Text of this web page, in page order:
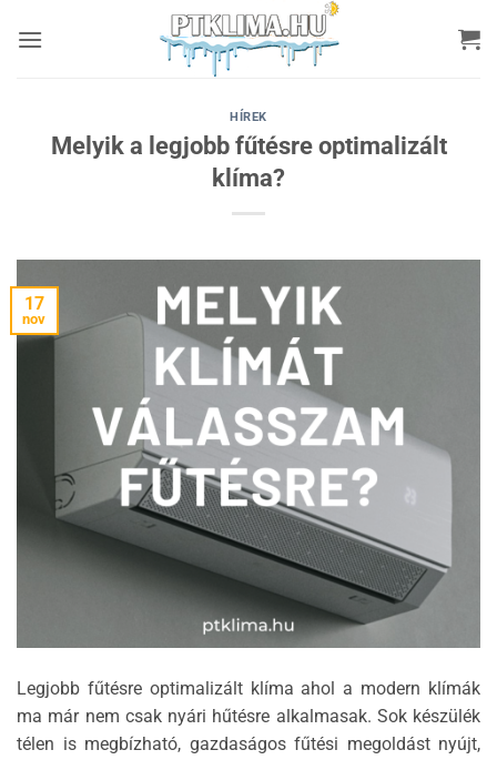
HÍREK
Melyik a legjobb fűtésre optimalizált
klíma?
17
nov
Legjobb fűtésre optimalizált klíma ahol a modern klímák
ma már nem csak nyári hűtésre alkalmasak. Sok készülék
télen is megbízható, gazdaságos fűtési megoldást nyújt,